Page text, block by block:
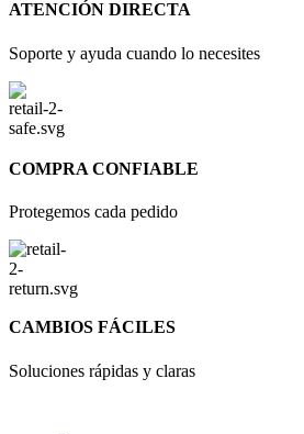
ATENCIÓN DIRECTA
Soporte y ayuda cuando lo necesites
COMPRA CONFIABLE
Protegemos cada pedido
CAMBIOS FÁCILES
Soluciones rápidas y claras